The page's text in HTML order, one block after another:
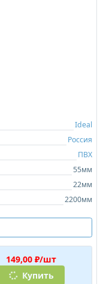
Ideal
Россия
ПВХ
55мм
22мм
2200мм
149,00 ₽/шт
Купить